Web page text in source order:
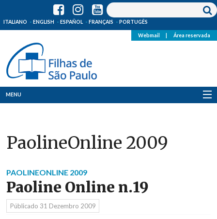
ITALIANO ENGLISH ESPAÑOL FRANÇAIS PORTUGÊS
Webmail Área reservada
MENU
Onde Estamos
Recursos
Media
PaolineOnline 2009
PAOLINEONLINE 2009
Paoline Online n.19
Públicado 31 Dezembro 2009